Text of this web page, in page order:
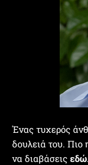
Ένας τυχερός
δουλειά του. Πιο
να διαβάσεις εδώ.